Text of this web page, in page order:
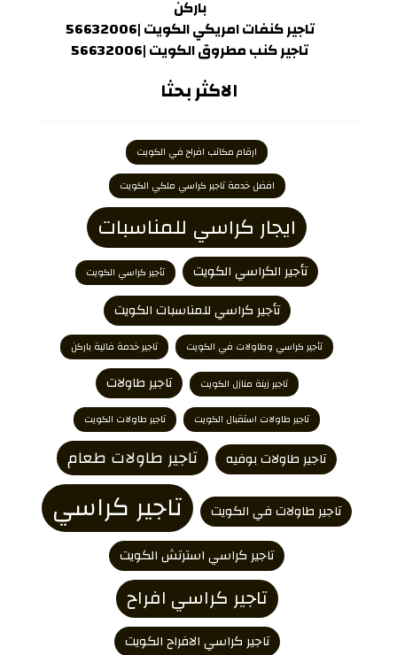
باركن
تاجير كنفات امريكي الكويت |56632006
تاجير كنب مطروق الكويت |56632006
الاكثر بحثا
ارقام مكاتب افراح في الكويت
افضل خدمة تاجير كراسي ملكي الكويت
ايجار كراسي للمناسبات
تأجير الكراسي الكويت تأجير كراسي الكويت
تأجير كراسي للمناسبات الكويت
تأجير كراسي وطاولات في الكويت تاجير خدمة فالية باركن
تاجير زينة منازل الكويت تاجير طاولات
تاجير طاولات استقبال الكويت تاجير طاولات الكويت
تاجير طاولات بوفيه تاجير طاولات طعام
تاجير طاولات في الكويت تاجير كراسي
تاجير كراسي استرتش الكويت
تاجير كراسي افراح
تاجير كراسي الافراح الكويت